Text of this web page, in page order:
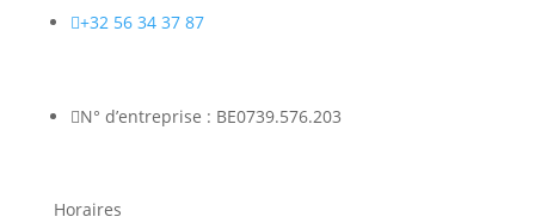
+32 56 34 37 87
N° d’entreprise : BE0739.576.203
Horaires